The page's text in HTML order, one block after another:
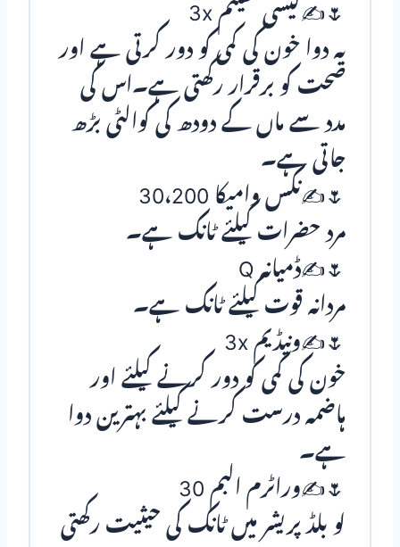
🌷✍لیسی تھینم 3x
یہ دوا خون کی کمی کو دور کرتی ہے اور
صحت کو برقرار رکھتی ہے۔اس کی
مدد سے ماں کے دودھ کی کوالٹی بڑھ
جاتی ہے۔
🌷✍نکس وامیکا 30،200
مرد حضرات کیلئے ٹانک ہے۔
🌷✍ڈمیانہ Q
مردانہ قوت کیلئے ٹانک ہے۔
🌷✍ونیڈیم 3x
خون کی کمی کو دور کرنے کیلئے اور
ہاضمہ درست کرنے کیلئے بہترین دوا
ہے۔
🌷✍وراٹرم البم 30
لو بلڈ پریشر میں ٹانک کی حیثیت رکھتی